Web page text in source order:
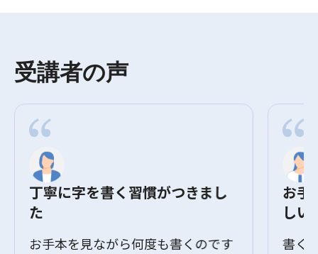
受講者の声
丁寧に字を書く習慣がつきまし
た
お手本を見ながら何度も書くのです
お手
しい
書く